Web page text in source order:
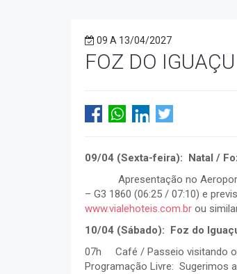
09 A 13/04/2027
FOZ DO
09/04 (Sexta-feira): Natal /
Apresentação no Aeroporto
– G3 1860 (06:25 / 07:10) e
www.vialehoteis.com.br ou
10/04 (Sábado): Foz do
07h Café / Passeio visitando o
Programação Livre: Sugerimos